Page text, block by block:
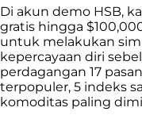
Di akun demo HSB,
gratis hingga
untuk melakukan
kepercayaan diri
perdagangan 17
terpopuler, 5 indeks
komoditas paling